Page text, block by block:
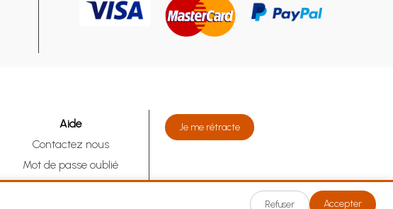
Aide
Contactez nous
Mot de passe oublié
Je me rétracte
Je me rétracte
Refuser Accepter